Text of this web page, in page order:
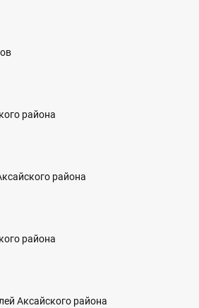
района
района
района
Аксайского района